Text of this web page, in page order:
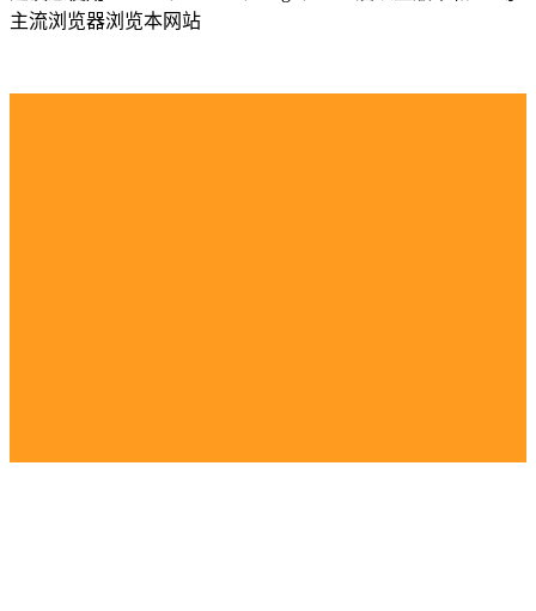
主流浏览器浏览本网站